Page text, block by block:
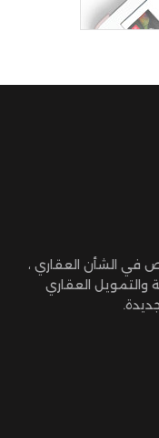
في الشأن العقاري ،
والتمويل العقاري